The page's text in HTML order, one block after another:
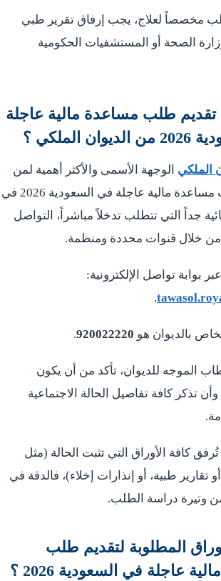
مخصصاً لعلاج، يجب إرفاق تقرير طبي
الصحة أو المستشفيات الحكومية
طلب مساعدة مالية عاجلة
الملكي ؟
الملكي الوجهة الأسمى والأكثر أهمية لمن
يبحث عن طلب مساعدة مالية عاجلة في السعودية 2026 في
جداً التي تتطلب تدخلاً مباشراً، التواصل
من خلال قنوات محددة ومنظمة.
بوابة تواصل الإلكترونية:
.
بالديوان هو 920022220
.
الموجه للديوان، تأكد من أن يكون
وأن تذكر كافة تفاصيل الحالة الاجتماعية
كافة الأوراق التي تثبت الحالة (مثل
تقارير طبية، أو إنذارات إخلاء)، فالدقة في
وتيرة دراسة الطلب.
المطلوبة لتقديم طلب
عاجلة في السعودية 2026 ؟